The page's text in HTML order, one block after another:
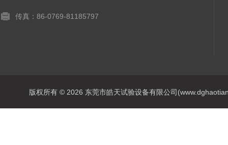
传真：86-0769-81185797
版权所有 © 2026 东莞市皓天试验设备有限公司